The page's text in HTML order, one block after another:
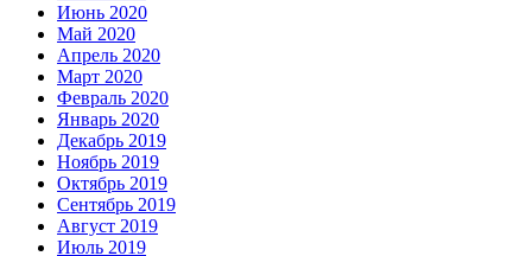
Июнь 2020
Май 2020
Апрель 2020
Март 2020
Февраль 2020
Январь 2020
Декабрь 2019
Ноябрь 2019
Октябрь 2019
Сентябрь 2019
Август 2019
Июль 2019